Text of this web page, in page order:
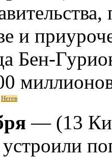
и
Бен-
Негев
— (13